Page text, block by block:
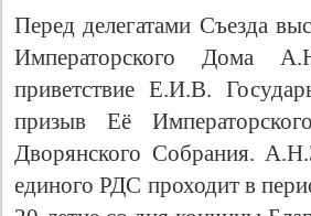
Перед делегатами Съезда
Императорского Дома
приветствие Е.И.В.
призыв Её
Дворянского Собрания.
единого РДС проходит в